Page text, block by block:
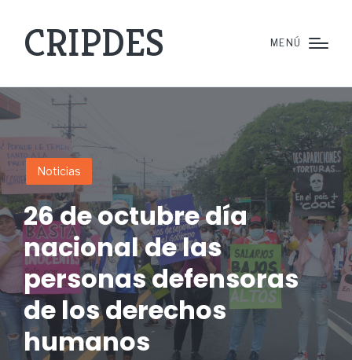
CRIPDES MENÚ
Noticias
26 de octubre día
nacional de las
personas defensoras
de los derechos
humanos